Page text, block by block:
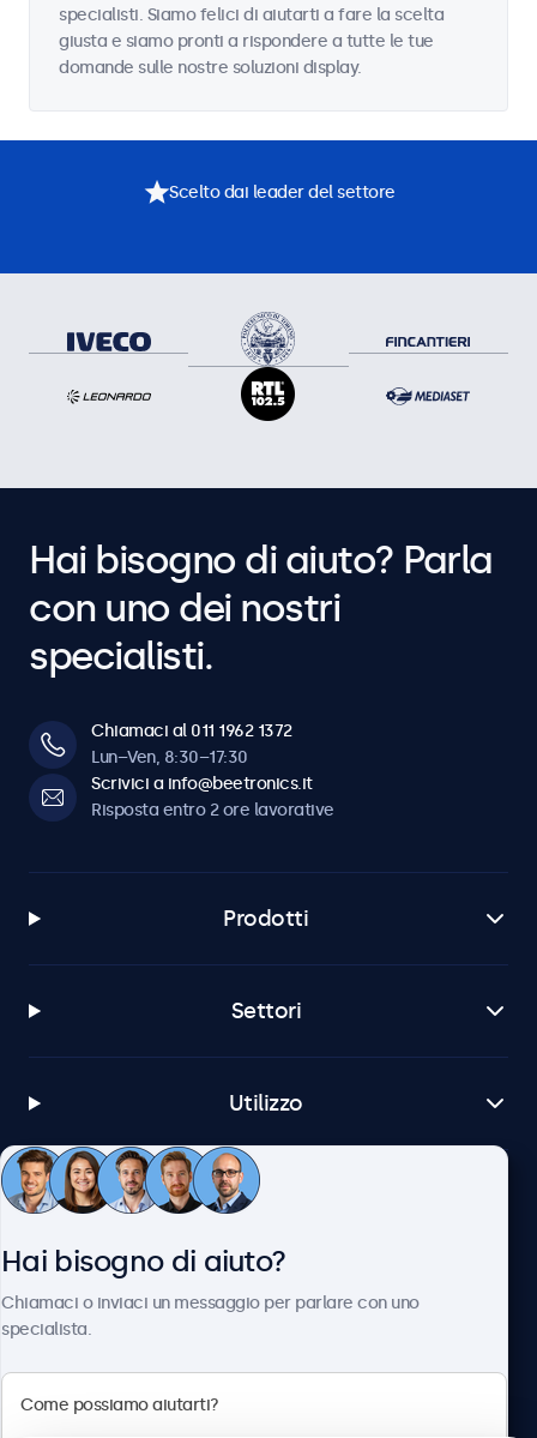
specialisti. Siamo felici di aiutarti a fare la scelta
giusta e siamo pronti a rispondere a tutte le tue
domande sulle nostre soluzioni display.
Scelto dai leader del settore
Hai bisogno di aiuto? Parla
con uno dei nostri
specialisti.
Chiamaci al 011 1962 1372
Lun–Ven, 8:30–17:30
Scrivici a info@beetronics.it
Risposta entro 2 ore lavorative
Prodotti
Settori
Utilizzo
Servizio Clienti
Hai bisogno di aiuto?
Chiamaci o inviaci un messaggio per parlare con uno
specialista.